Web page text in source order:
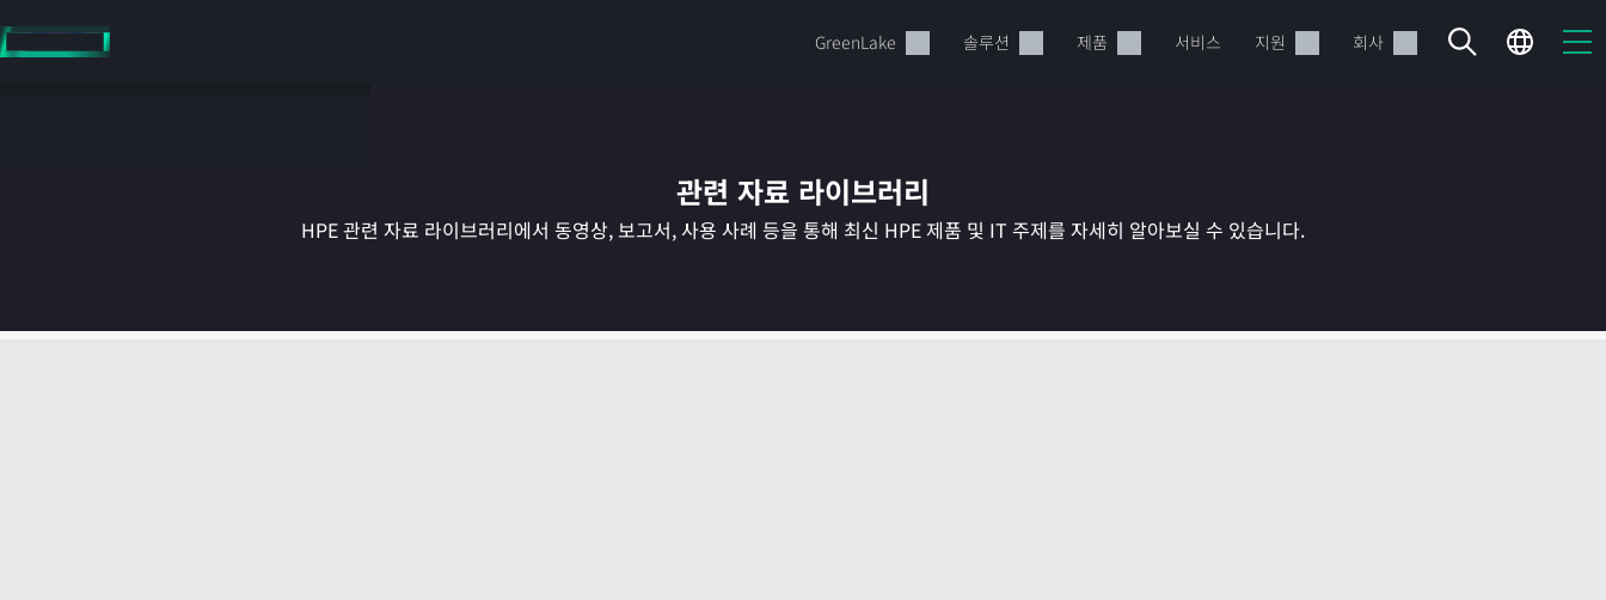
요
GreenLake 솔루션 제품 서비스 지원 회사
현재 장바구니가 비어있습니다
관련 자료 라이브러리
HPE 관련 자료 라이브러리에서 동영상, 보고서, 사용 사례 등을 통해 최신 HPE 제품 및 IT 주제를 자세히 알아보실 수 있습니다.